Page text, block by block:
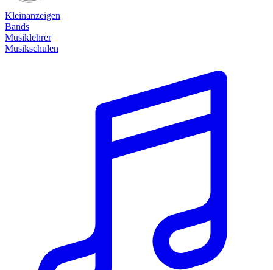
Kleinanzeigen
Bands
Musiklehrer
Musikschulen